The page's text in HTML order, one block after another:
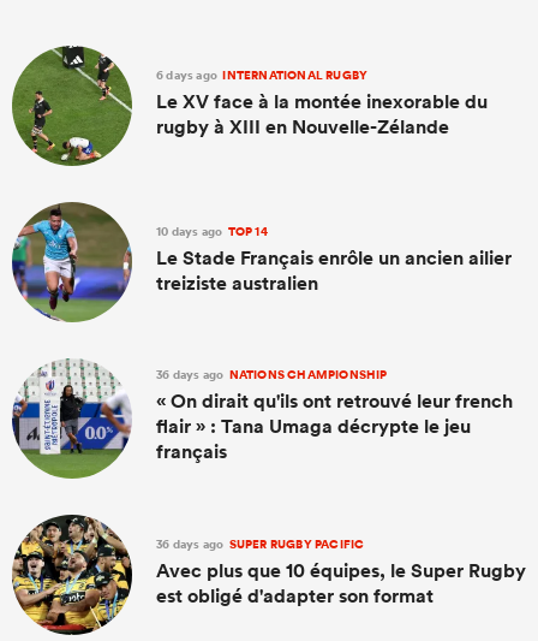
6 days ago INTERNATIONAL RUGBY
Le XV face à la montée inexorable du
rugby à XIII en Nouvelle-Zélande
10 days ago TOP 14
Le Stade Français enrôle un ancien ailier
treiziste australien
36 days ago NATIONS CHAMPIONSHIP
« On dirait qu'ils ont retrouvé leur french
flair » : Tana Umaga décrypte le jeu
français
36 days ago SUPER RUGBY PACIFIC
Avec plus que 10 équipes, le Super Rugby
est obligé d'adapter son format